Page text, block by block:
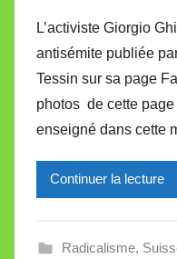
r
M
i
r
e
l
l
V
L’activiste Giorgio
antisémite publiée
Tessin sur sa page
photos de cette
enseigné dans cette
Continuer la lecture
Radicalisme,